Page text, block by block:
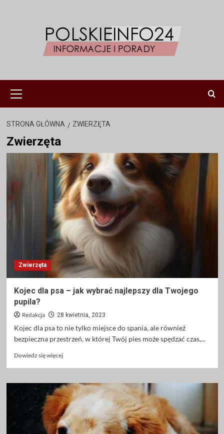
główne
STRONA GŁÓWNA ZWIERZĘTA
Zwierzęta
Zwierzęta
Kojec dla psa – jak wybrać najlepszy dla Twojego
pupila?
Redakcja 28 kwietnia, 2023
Kojec dla psa to nie tylko miejsce do spania, ale również
bezpieczna przestrzeń, w której Twój pies może spędzać czas,...
Dowiedz się więcejDowiedz
o
Kojec
dla
psa
–
jak